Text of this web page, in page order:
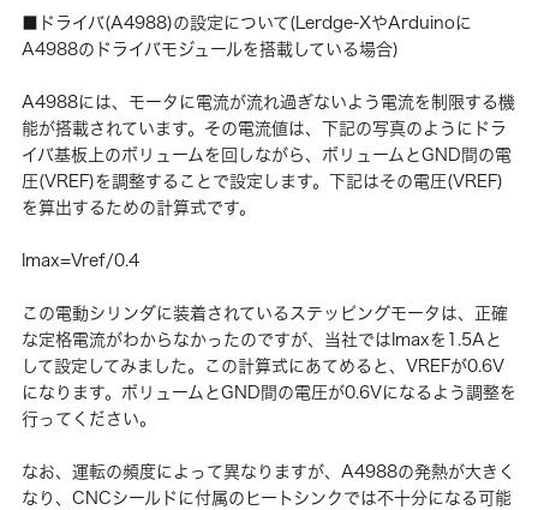
■ドライバ(A4988)の設定について(Lerdge-XやArduinoに
A4988のドライバモジュールを搭載している場合)
A4988には、モータに電流が流れ過ぎないよう電流を制限する機
能が搭載されています。その電流値は、下記の写真のようにドラ
イバ基板上のボリュームを回しながら、ボリュームとGND間の電
圧(VREF)を調整することで設定します。下記はその電圧(VREF)
を算出するための計算式です。
Imax=Vref/0.4
この電動シリンダに装着されているステッピングモータは、正確
な定格電流がわからなかったのですが、当社ではImaxを1.5Aと
して設定してみました。この計算式にあてめると、VREFが0.6V
になります。ボリュームとGND間の電圧が0.6Vになるよう調整を
行ってください。
なお、運転の頻度によって異なりますが、A4988の発熱が大きく
なり、CNCシールドに付属のヒートシンクでは不十分になる可能